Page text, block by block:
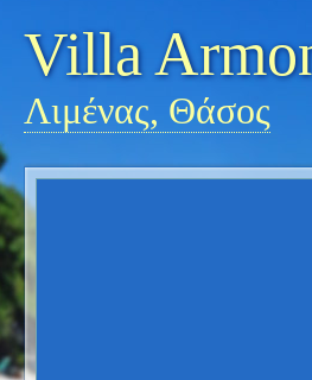
Villa
Λιμένας, Θάσος